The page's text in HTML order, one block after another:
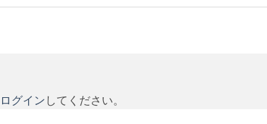
ログイン してください。